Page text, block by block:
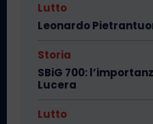
Lutto
Leonardo
Storia
SBiG 700:
Lucera
Lutto